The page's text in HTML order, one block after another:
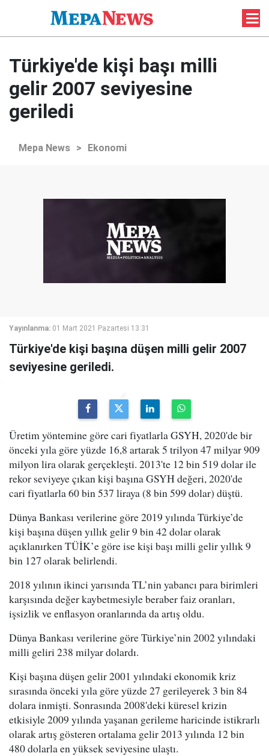
Türkiye'de kişi başı milli
gelir 2007 seviyesine
geriledi
Mepa News > Ekonomi
Yayınlanma: 01 Mart 2021 Pazartesi 13:31
Türkiye'de kişi başına düşen milli gelir 2007
seviyesine geriledi.
Üretim yöntemine göre cari fiyatlarla GSYH, 2020'de bir
önceki yıla göre yüzde 16,8 artarak 5 trilyon 47 milyar 909
milyon lira olarak gerçekleşti. 2013'te 12 bin 519 dolar ile
rekor seviyeye çıkan kişi başına GSYH değeri, 2020'de
cari fiyatlarla 60 bin 537 liraya (8 bin 599 dolar) düştü.
Dünya Bankası verilerine göre 2019 yılında Türkiye’de
kişi başına düşen yıllık gelir 9 bin 42 dolar olarak
açıklanırken TÜİK’e göre ise kişi başı milli gelir yıllık 9
bin 127 olarak belirlendi.
2018 yılının ikinci yarısında TL’nin yabancı para birimleri
karşısında değer kaybetmesiyle beraber faiz oranları,
işsizlik ve enflasyon oranlarında da artış oldu.
Dünya Bankası verilerine göre Türkiye’nin 2002 yılındaki
milli geliri 238 milyar dolardı.
Kişi başına düşen gelir 2001 yılındaki ekonomik kriz
sırasında önceki yıla göre yüzde 27 gerileyerek 3 bin 84
dolara inmişti. Sonrasında 2008'deki küresel krizin
etkisiyle 2009 yılında yaşanan gerileme haricinde istikrarlı
olarak artış gösteren ortalama gelir 2013 yılında 12 bin
480 dolarla en yüksek seviyesine ulaştı.